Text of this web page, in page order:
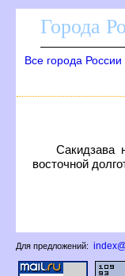
Города
се города России
Сакидзава
осточной
Для предложений: